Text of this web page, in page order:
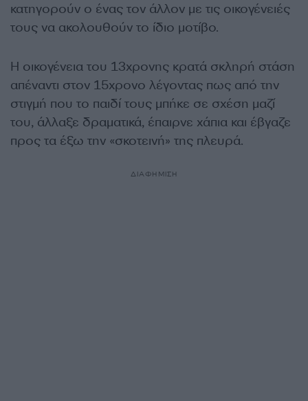
κατηγορούν ο ένας τον άλλον με τις οικογένειές
τους να ακολουθούν το ίδιο μοτίβο.
Η οικογένεια του 13χρονης κρατά σκληρή στάση
απέναντι στον 15χρονο λέγοντας πως από την
στιγμή που το παιδί τους μπήκε σε σχέση μαζί
του, άλλαξε δραματικά, έπαιρνε χάπια και έβγαζε
προς τα έξω την «σκοτεινή» της πλευρά.
ΔΙΑΦΗΜΙΣΗ